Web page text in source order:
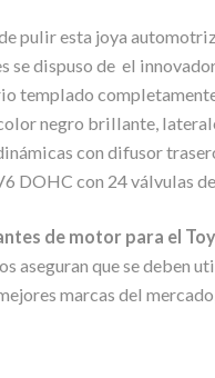
pulir esta joya
se dispuso de el
templado
negro brillante,
con difusor
DOHC con 24 válvulas de
de motor para el
aseguran que se deben
marcas del